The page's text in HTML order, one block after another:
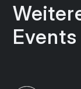
Events